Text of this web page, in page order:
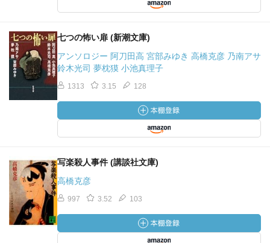
七つの怖い扉 (新潮文庫)
アンソロジー 阿刀田高 宮部みゆき 高橋克彦 乃南アサ
鈴木光司 夢枕獏 小池真理子
1313 3.15 128
写楽殺人事件 (講談社文庫)
高橋克彦
997 3.52 103